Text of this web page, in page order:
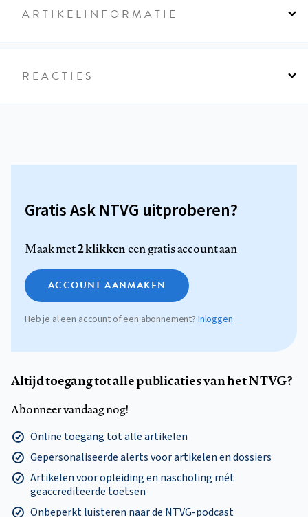
ARTIKELINFORMATIE
REACTIES
Gratis Ask NTVG uitproberen?
Maak met2 klikkeneen gratis account aan
ACCOUNT AANMAKEN
Heb je al een account of een abonnement?Inloggen
Altijd toegang tot alle publicaties van het NTVG?
Abonneer vandaag nog!
Online toegang tot alle artikelen
Gepersonaliseerde alerts voor artikelen en dossiers
Artikelen voor opleiding en nascholing mét
geaccrediteerde toetsen
Onbeperkt luisteren naar de NTVG-podcast